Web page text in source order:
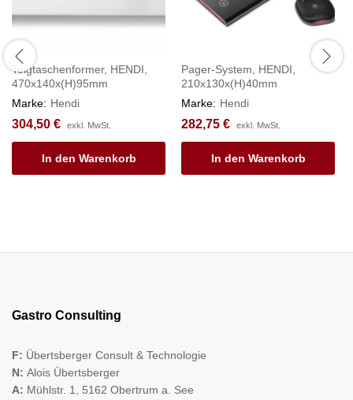
Teigtaschenformer, HENDI,
470x140x(H)95mm
Marke: Hendi
304,50 € exkl. MwSt.
In den Warenkorb
Pager-System, HENDI,
210x130x(H)40mm
Marke: Hendi
282,75 € exkl. MwSt.
In den Warenkorb
Gastro Consulting
F: Übertsberger Consult & Technologie
N: Alois Übertsberger
A: Mühlstr. 1, 5162 Obertrum a. See